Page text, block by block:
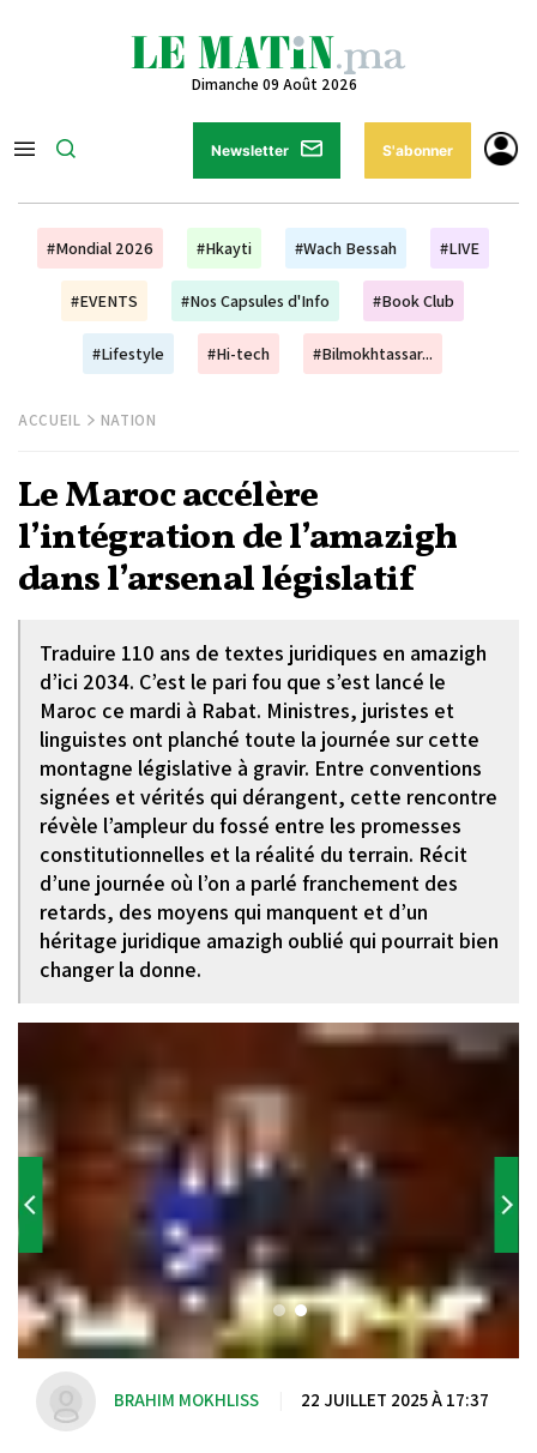
Dimanche 09 Août 2026
Newsletter S'abonner
#Mondial 2026 #Hkayti #Wach Bessah #LIVE
#EVENTS #Nos Capsules d'Info #Book Club
#Lifestyle #Hi-tech #Bilmokhtassar...
ACCUEIL NATION
Le Maroc accélère
l’intégration de l’amazigh
dans l’arsenal législatif
Traduire 110 ans de textes juridiques en amazigh
d’ici 2034. C’est le pari fou que s’est lancé le
Maroc ce mardi à Rabat. Ministres, juristes et
linguistes ont planché toute la journée sur cette
montagne législative à gravir. Entre conventions
signées et vérités qui dérangent, cette rencontre
révèle l’ampleur du fossé entre les promesses
constitutionnelles et la réalité du terrain. Récit
d’une journée où l’on a parlé franchement des
retards, des moyens qui manquent et d’un
héritage juridique amazigh oublié qui pourrait bien
changer la donne.
BRAHIM MOKHLISS 22 JUILLET 2025 À 17:37